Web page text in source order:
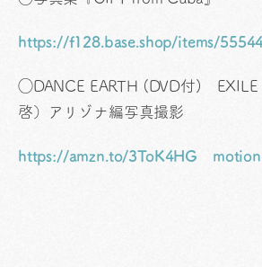
https://f128.base.shop/items/
◯DANCE EARTH (DVD付) EXILE
啓）アリゾナ編写真撮影
https://amzn.to/3ToK4HG